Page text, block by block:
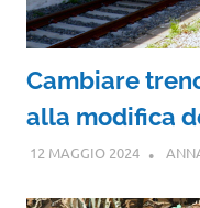
Cambiare
alla modifica
12 MAGGIO 2024